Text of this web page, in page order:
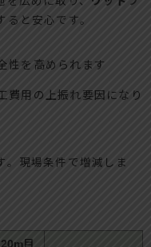
と安心です。
性を高められます
費用の上振れ要因になり
。現場条件で増減しま
20m目